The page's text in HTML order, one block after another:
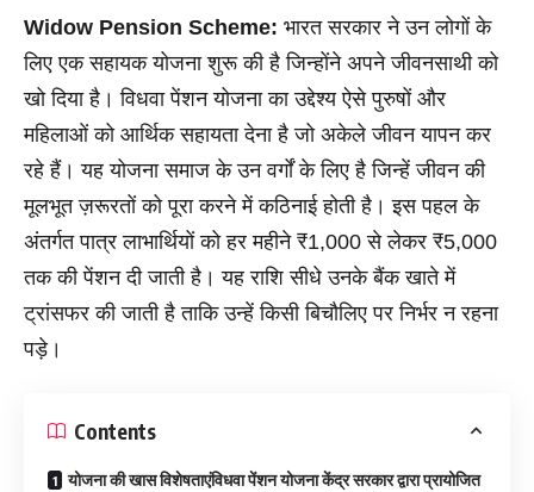
Widow Pension Scheme: भारत सरकार ने उन लोगों के
लिए एक सहायक योजना शुरू की है जिन्होंने अपने जीवनसाथी को
खो दिया है। विधवा पेंशन योजना का उद्देश्य ऐसे पुरुषों और
महिलाओं को आर्थिक सहायता देना है जो अकेले जीवन यापन कर
रहे हैं। यह योजना समाज के उन वर्गों के लिए है जिन्हें जीवन की
मूलभूत ज़रूरतों को पूरा करने में कठिनाई होती है। इस पहल के
अंतर्गत पात्र लाभार्थियों को हर महीने ₹1,000 से लेकर ₹5,000
तक की पेंशन दी जाती है। यह राशि सीधे उनके बैंक खाते में
ट्रांसफर की जाती है ताकि उन्हें किसी बिचौलिए पर निर्भर न रहना
पड़े।
Contents
योजना की खास विशेषताएंविधवा पेंशन योजना केंद्र सरकार द्वारा प्रायोजित